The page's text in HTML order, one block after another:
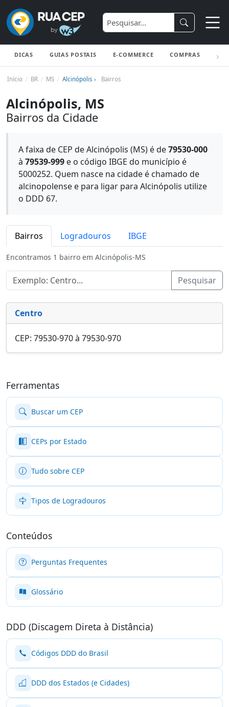
DICAS GUIAS POSTAIS E-COMMERCE COMPRAS
Início BR MS Alcinópolis › Bairros
Alcinópolis, MS
Bairros da Cidade
A faixa de CEP de Alcinópolis (MS) é de79530-000
à 79539-999 e o código IBGE do município é
5000252. Quem nasce na cidade é chamado de
alcinopolense e para ligar para Alcinópolis utilize
o DDD 67.
Bairros Logradouros IBGE
Encontramos 1 bairro em Alcinópolis-MS
Pesquisar
Centro
CEP: 79530-970 à 79530-970
Ferramentas
Buscar um CEP
CEPs por Estado
Tudo sobre CEP
Tipos de Logradouros
Conteúdos
Perguntas Frequentes
Glossário
DDD (Discagem Direta à Distância)
Códigos DDD do Brasil
DDD dos Estados (e Cidades)